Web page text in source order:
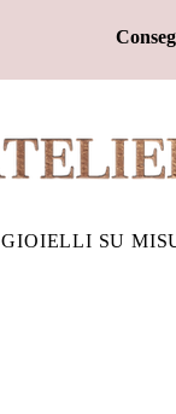
GIOIELLI SU